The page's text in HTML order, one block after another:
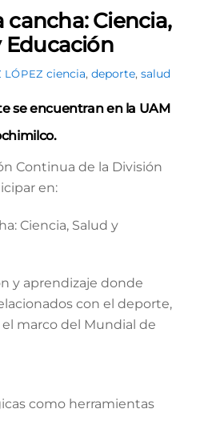
cancha: Ciencia,
Educación
LÓPEZ ciencia, deporte, salud
se encuentran en la UAM
Continua de la División
en:
Ciencia, Salud y
y aprendizaje donde
con el deporte,
el marco del Mundial de
como herramientas